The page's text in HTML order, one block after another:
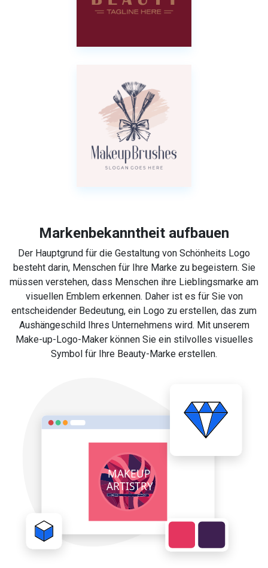
Markenbekanntheit aufbauen
Der Hauptgrund für die Gestaltung von Schönheits Logo
besteht darin, Menschen für Ihre Marke zu begeistern. Sie
müssen verstehen, dass Menschen ihre Lieblingsmarke am
visuellen Emblem erkennen. Daher ist es für Sie von
entscheidender Bedeutung, ein Logo zu erstellen, das zum
Aushängeschild Ihres Unternehmens wird. Mit unserem
Make-up-Logo-Maker können Sie ein stilvolles visuelles
Symbol für Ihre Beauty-Marke erstellen.